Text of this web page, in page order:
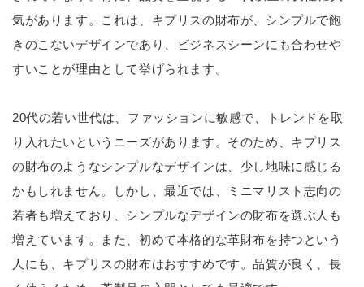
気があります。これは、キプリスの財布が、シンプルで飽
きのこないデザインであり、ビジネスシーンにも合わせや
すいことが理由として挙げられます。
20代の若い世代は、ファッションに敏感で、トレンドを取
り入れたいというニーズがあります。そのため、キプリス
の財布のようなシンプルなデザインは、少し地味に感じる
かもしれません。しかし、最近では、ミニマリスト志向の
若者も増えており、シンプルなデザインの財布を選ぶ人も
増えています。また、初めて本格的な革財布を持つという
人にも、キプリスの財布はおすすめです。品質が良く、長